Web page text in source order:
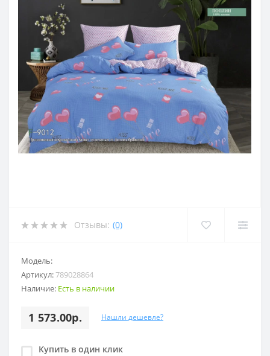
Отзывы: (0)
Модель:
Артикул:789028864
Наличие: Есть в наличии
1 573.00р. Нашли дешевле?
Купить в один клик